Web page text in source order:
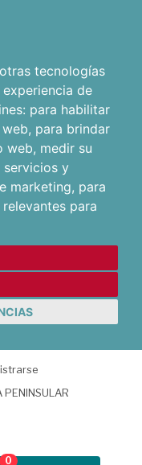
tecnologías
de
para habilitar
, para brindar
web, medir su
servicios y
marketing, para
para
PENINSULAR
0